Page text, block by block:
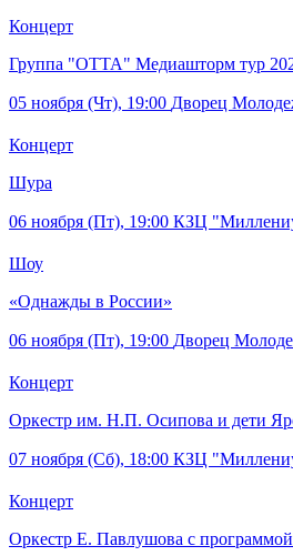
Концерт
Группа "ОТТА" Медиашторм тур
05 ноября (Чт), 19:00 Дворец
Концерт
Шура
06 ноября (Пт), 19:00 КЗЦ
Шоу
«Однажды в России»
06 ноября (Пт), 19:00 Дворец
Концерт
Оркестр им. Н.П. Осипова и дети
07 ноября (Сб), 18:00 КЗЦ
Концерт
Оркестр Е. Павлушова с